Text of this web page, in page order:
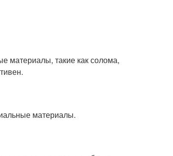
материалы, такие как солома,
материалы.